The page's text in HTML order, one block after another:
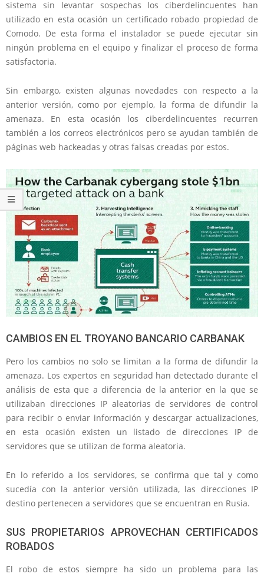
sistema sin levantar sospechas los ciberdelincuentes han
utilizado en esta ocasión un certificado robado propiedad de
Comodo. De esta forma el instalador se puede ejecutar sin
ningún problema en el equipo y finalizar el proceso de forma
satisfactoria.
Sin embargo, existen algunas novedades con respecto a la
anterior versión, como por ejemplo, la forma de difundir la
amenaza. En esta ocasión los ciberdelincuentes recurren
también a los correos electrónicos pero se ayudan también de
páginas web hackeadas y otras falsas creadas por estos.
CAMBIOS EN EL TROYANO BANCARIO CARBANAK
Pero los cambios no solo se limitan a la forma de difundir la
amenaza. Los expertos en seguridad han detectado durante el
análisis de esta que a diferencia de la anterior en la que se
utilizaban direcciones IP aleatorias de servidores de control
para recibir o enviar información y descargar actualizaciones,
en esta ocasión existen un listado de direcciones IP de
servidores que se utilizan de forma aleatoria.
En lo referido a los servidores, se confirma que tal y como
sucedía con la anterior versión utilizada, las direcciones IP
destino pertenecen a servidores que se encuentran en Rusia.
SUS PROPIETARIOS APROVECHAN CERTIFICADOS
ROBADOS
El robo de estos siempre ha sido un problema para las